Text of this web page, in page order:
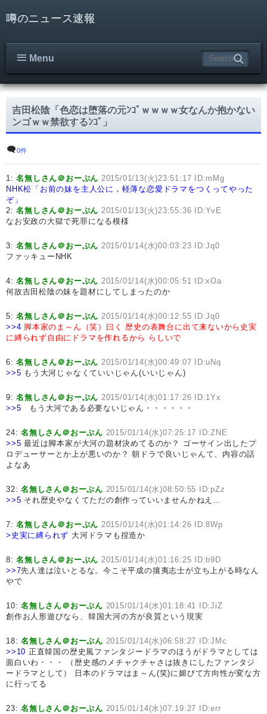
噂のニュース速報
Menu
吉田松陰「色恋は堕落の元ﾝｺﾞｗｗｗｗ女なんか抱かない
ンゴｗｗ禁欲するﾝｺﾞ」
0件
1:名無しさん＠おーぷん 2015/01/13(火)23:51:17 ID:mMg
NHK松「お前の妹を主人公に，軽薄な恋愛ドラマをつくってやった
ぞ」
2:名無しさん＠おーぷん 2015/01/13(火)23:55:36 ID:YvE
なお安政の大獄で死罪になる模様
3:名無しさん＠おーぷん 2015/01/14(水)00:03:23 ID:Jq0
ファッキューNHK
4:名無しさん＠おーぷん 2015/01/14(水)00:05:51 ID:xOa
何故吉田松陰の妹を題材にしてしまったのか
5:名無しさん＠おーぷん 2015/01/14(水)00:12:55 ID:Jq0
>>4 脚本家のま～ん（笑）曰く
歴史の表舞台に出て来ないから史実
に縛られず自由にドラマを作れるから
らしいで
6:名無しさん＠おーぷん 2015/01/14(水)00:49:07 ID:uNq
>>5 もう大河じゃなくていいじゃん(いいじゃん)
9:名無しさん＠おーぷん 2015/01/14(水)01:17:26 ID:1Yx
>>5 もう大河である必要ないじゃん・・・・・・
24:名無しさん＠おーぷん 2015/01/14(水)07:25:17 ID:ZNE
>>5 最近は脚本家が大河の題材決めてるのか？ ゴーサイン出したプ
ロデューサーとか上が悪いのか？ 朝ドラで良いじゃんて、内容の話
よなあ
32:名無しさん＠おーぷん 2015/01/14(水)08:50:55 ID:pZz
>>5 それ歴史やなくてただの創作っていいませんかねえ…
7:名無しさん＠おーぷん 2015/01/14(水)01:14:26 ID:8Wp
>史実に縛られず 大河ドラマも捏造か
8:名無しさん＠おーぷん 2015/01/14(水)01:16:25 ID:b9D
>>7先人達は泣いとるな。今こそ平成の攘夷志士が立ち上がる時なん
やで
10:名無しさん＠おーぷん 2015/01/14(水)01:18:41 ID:JiZ
創作お人形遊びなら、韓国大河の方が良質という現実
18:名無しさん＠おーぷん 2015/01/14(水)06:58:27 ID:JMc
>>10 正直韓国の歴史風ファンタジードラマのほうがドラマとしては
面白いわ・・・ （歴史感のメチャクチャさは抜きにしたファンタジ
ードラマとして） 日本のドラマはま～ん(笑)に媚びて方向性が変な方
に行ってる
23:名無しさん＠おーぷん 2015/01/14(水)07:19:27 ID:err